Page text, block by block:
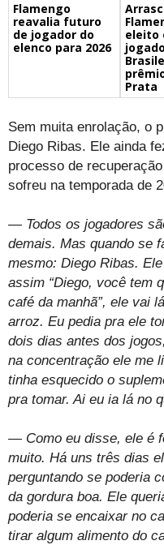
Flamengo
reavalia futuro
de jogador do
elenco para 2026
eleito
Prata
Sem muita enrolação, o
Diego Ribas. Ele ainda
processo de
sofreu na temporada de
— Todos os jogadores
demais. Mas quando se
mesmo: Diego Ribas.
assim “Diego, você tem
café da manhã”, ele vai
arroz. Eu pedia pra ele
dois dias antes dos
na concentração ele me
tinha esquecido o
pra tomar. Ai eu ia lá no
— Como eu disse, ele é
muito. Há uns três dias
perguntando se poderia
da gordura boa. Ele
poderia se encaixar no
tirar algum alimento do